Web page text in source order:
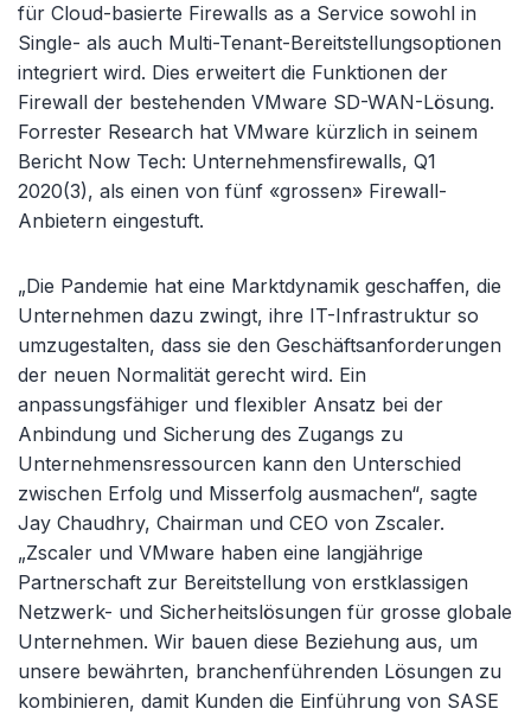
für Cloud-basierte Firewalls as a Service sowohl in
Single- als auch Multi-Tenant-Bereitstellungsoptionen
integriert wird. Dies erweitert die Funktionen der
Firewall der bestehenden VMware SD-WAN-Lösung.
Forrester Research hat VMware kürzlich in seinem
Bericht Now Tech: Unternehmensfirewalls, Q1
2020(3), als einen von fünf «grossen» Firewall-
Anbietern eingestuft.
„Die Pandemie hat eine Marktdynamik geschaffen, die
Unternehmen dazu zwingt, ihre IT-Infrastruktur so
umzugestalten, dass sie den Geschäftsanforderungen
der neuen Normalität gerecht wird. Ein
anpassungsfähiger und flexibler Ansatz bei der
Anbindung und Sicherung des Zugangs zu
Unternehmensressourcen kann den Unterschied
zwischen Erfolg und Misserfolg ausmachen“, sagte
Jay Chaudhry, Chairman und CEO von Zscaler.
„Zscaler und VMware haben eine langjährige
Partnerschaft zur Bereitstellung von erstklassigen
Netzwerk- und Sicherheitslösungen für grosse globale
Unternehmen. Wir bauen diese Beziehung aus, um
unsere bewährten, branchenführenden Lösungen zu
kombinieren, damit Kunden die Einführung von SASE